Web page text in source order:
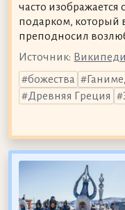
часто
подарком, который
преподносил
Источник:
божества
Древняя Греция